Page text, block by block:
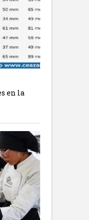
en la